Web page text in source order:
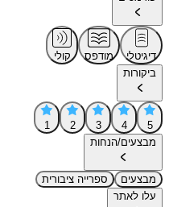
דיגיטלי מודפס
קולי
ביקורות
5
4
3
2
1
מבצעים/הנחות
מבצעים
ספרייה ציבורית
עלו לאתר